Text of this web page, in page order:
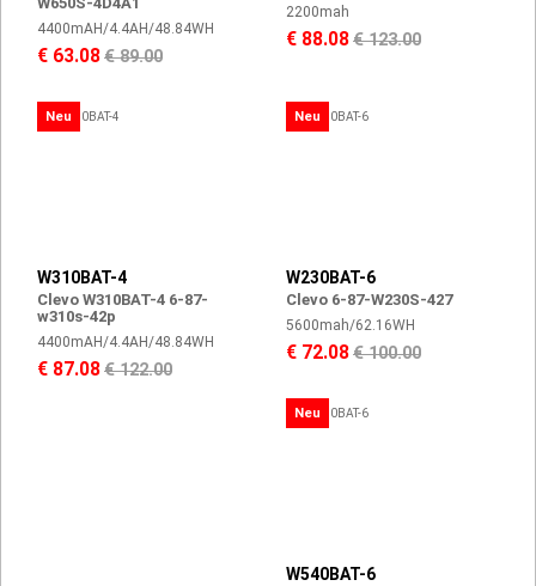
4400mAH/4.4AH/48.84WH
€ 63.08€ 89.00
2200mah
€ 88.08€ 123.00
Neu
W310BAT-4
Clevo W310BAT-4 6-87-
w310s-42p
4400mAH/4.4AH/48.84WH
€ 87.08€ 122.00
Neu
W230BAT-6
Clevo 6-87-W230S-427
5600mah/62.16WH
€ 72.08€ 100.00
Neu
W540BAT-6